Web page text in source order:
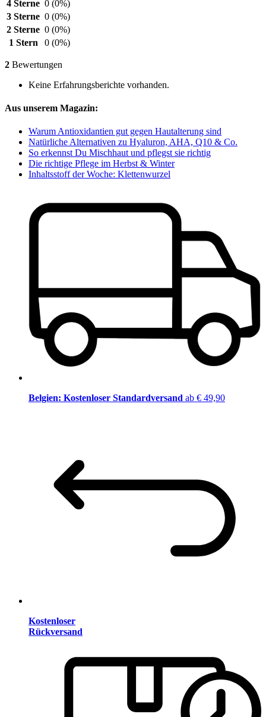
4 Sterne 0 (0%)
3 Sterne 0 (0%)
2 Sterne 0 (0%)
1 Stern
0 (0%)
2 Bewertungen
Keine Erfahrungsberichte vorhanden.
Aus unserem Magazin:
Warum Antioxidantien gut gegen Hautalterung sind
Natürliche Alternativen zu Hyaluron, AHA, Q10 & Co.
So erkennst Du Mischhaut und pflegst sie richtig
Die richtige Pflege im Herbst & Winter
Inhaltsstoff der Woche: Klettenwurzel
Belgien: Kostenloser Standardversand ab € 49,90
Kostenloser
Rückversand